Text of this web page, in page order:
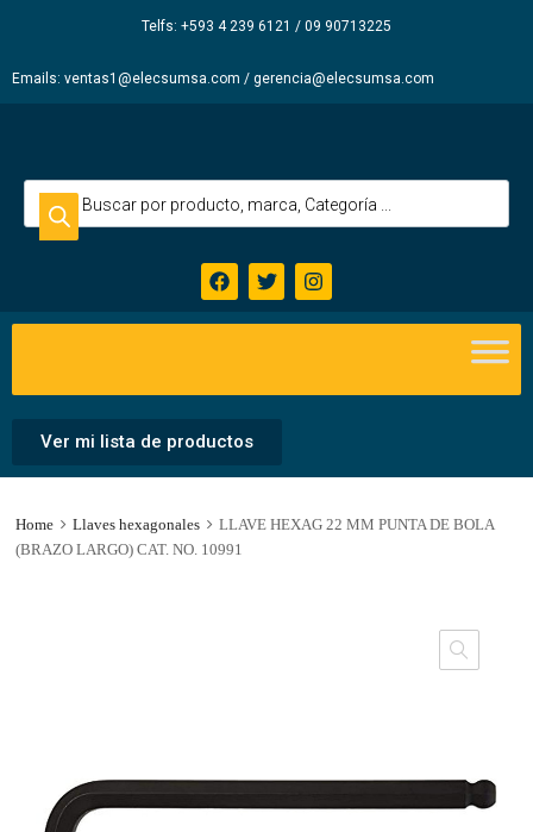
Telfs: +593 4 239 6121 / 09 90713225
Emails: ventas1@elecsumsa.com / gerencia@elecsumsa.com
Ver mi lista de productos
Home Llaves hexagonales
LLAVE HEXAG 22 MM PUNTA DE BOLA
(BRAZO LARGO) CAT. NO. 10991